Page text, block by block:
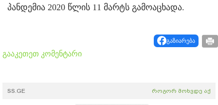
პანდემია 2020 წლის 11 მარტს გამოაცხადა.
გაზიარება
გააკეთეთ კომენტარი
SS.GE როგორ მოხვდე აქ